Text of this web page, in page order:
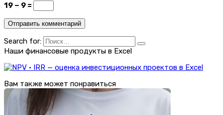
19 − 9 =
Search for:
Наши финансовые продукты в Excel
Вам также может понравиться